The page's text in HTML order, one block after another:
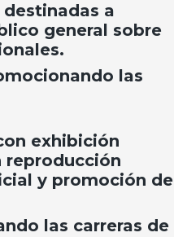
a
general sobre
las
exhibición
reproducción
y promoción de
las carreras de